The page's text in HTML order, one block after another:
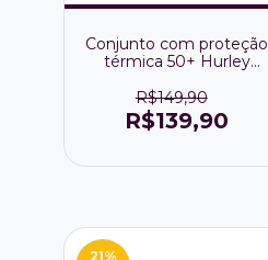
Conjunto com proteção
térmica 50+ Hurley
R$149,90
R$139,90
21%